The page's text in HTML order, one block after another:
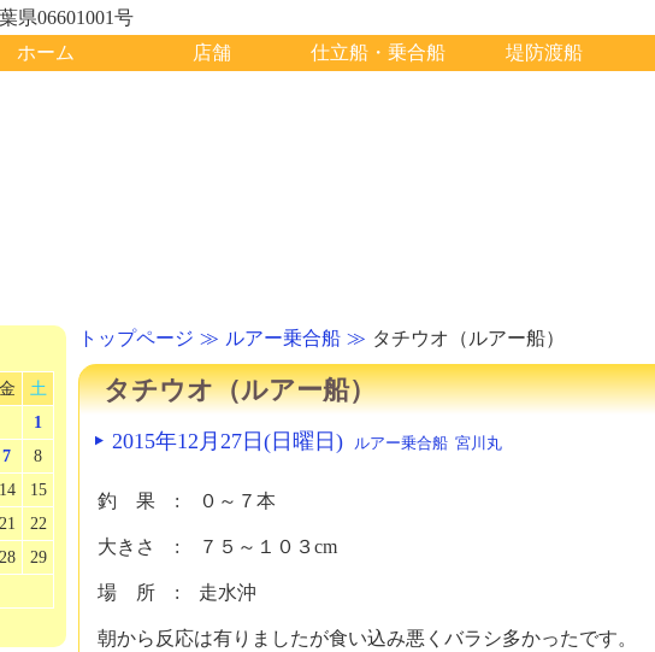
県06601001号
ホーム
店舗 仕立船・乗合船 堤防渡船
トップページ ルアー乗合船 タチウオ（ルアー船）
タチウオ（ルアー船）
2015年12月27日(日曜日) ルアー乗合船 宮川丸
釣 果 : ０～７本
大きさ : ７５～１０３cm
場 所 : 走水沖
朝から反応は有りましたが食い込み悪くバラシ多かったです。
金
土
1
7
8
14
15
21
22
28
29